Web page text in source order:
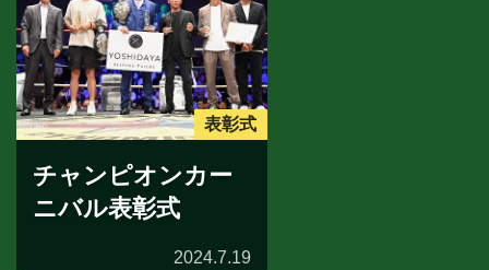
表彰式
チャンピオンカー
ニバル表彰式
2024.7.19